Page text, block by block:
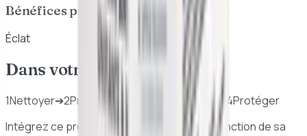
Bénéfices principaux
Éclat
Dans votre routine beauté
1Nettoyer➔2Préparer Traiter / Hydrater ➔ 4Protéger
Intégrez ce produit dans votre routine en fonction de sa